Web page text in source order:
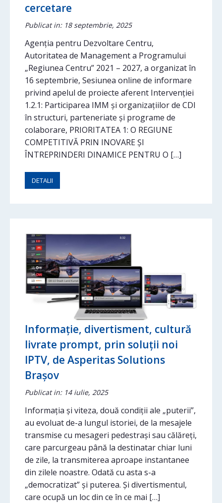
cercetare
Publicat in: 18 septembrie, 2025
Agenția pentru Dezvoltare Centru,
Autoritatea de Management a Programului
„Regiunea Centru” 2021 – 2027, a organizat în
16 septembrie, Sesiunea online de informare
privind apelul de proiecte aferent Intervenției
1.2.1: Participarea IMM și organizațiilor de CDI
în structuri, parteneriate și programe de
colaborare, PRIORITATEA 1: O REGIUNE
COMPETITIVĂ PRIN INOVARE ȘI
ÎNTREPRINDERI DINAMICE PENTRU O […]
DETALII
Informație, divertisment, cultură
livrate prompt, prin soluții noi
IPTV, de Asperitas Solutions
Brașov
Publicat in: 14 iulie, 2025
Informația și viteza, două condiții ale „puterii”,
au evoluat de-a lungul istoriei, de la mesajele
transmise cu mesageri pedestrași sau călăreți,
care parcurgeau până la destinatar chiar luni
de zile, la transmiterea aproape instantanee
din zilele noastre. Odată cu asta s-a
„democratizat” și puterea. Și divertismentul,
care ocupă un loc din ce în ce mai […]